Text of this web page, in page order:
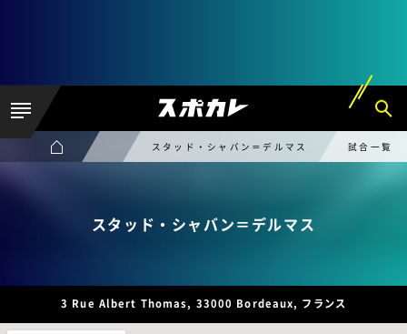
スタッド・シャバン＝デルマス 試合一覧
スタッド・シャバン＝デルマス
3 Rue Albert Thomas, 33000 Bordeaux, フランス